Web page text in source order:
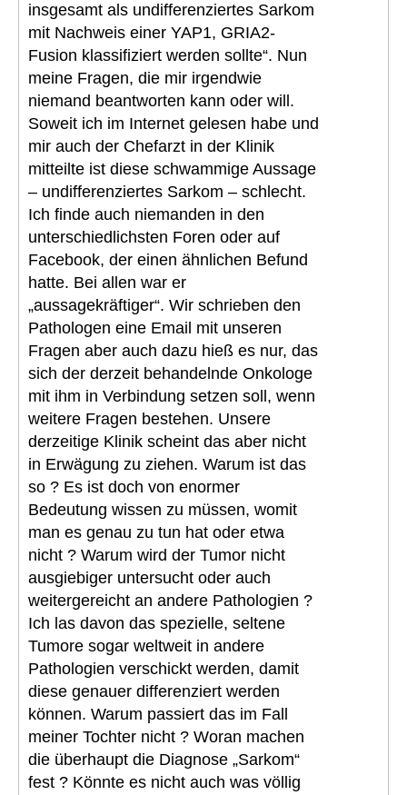
insgesamt als undifferenziertes Sarkom
mit Nachweis einer YAP1, GRIA2-
Fusion klassifiziert werden sollte“. Nun
meine Fragen, die mir irgendwie
niemand beantworten kann oder will.
Soweit ich im Internet gelesen habe und
mir auch der Chefarzt in der Klinik
mitteilte ist diese schwammige Aussage
– undifferenziertes Sarkom – schlecht.
Ich finde auch niemanden in den
unterschiedlichsten Foren oder auf
Facebook, der einen ähnlichen Befund
hatte. Bei allen war er
„aussagekräftiger“. Wir schrieben den
Pathologen eine Email mit unseren
Fragen aber auch dazu hieß es nur, das
sich der derzeit behandelnde Onkologe
mit ihm in Verbindung setzen soll, wenn
weitere Fragen bestehen. Unsere
derzeitige Klinik scheint das aber nicht
in Erwägung zu ziehen. Warum ist das
so ? Es ist doch von enormer
Bedeutung wissen zu müssen, womit
man es genau zu tun hat oder etwa
nicht ? Warum wird der Tumor nicht
ausgiebiger untersucht oder auch
weitergereicht an andere Pathologien ?
Ich las davon das spezielle, seltene
Tumore sogar weltweit in andere
Pathologien verschickt werden, damit
diese genauer differenziert werden
können. Warum passiert das im Fall
meiner Tochter nicht ? Woran machen
die überhaupt die Diagnose „Sarkom“
fest ? Könnte es nicht auch was völlig